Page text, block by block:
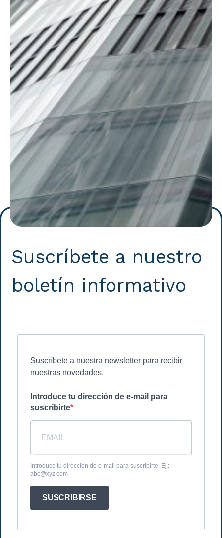
Suscríbete a nuestro
boletín informativo
Suscríbete a nuestra newsletter para recibir
nuestras novedades.
Introduce tu dirección de e-mail para
suscribirte
Introduce tu dirección de e-mail para suscribirte. Ej.:
abc@xyz.com
SUSCRIBIRSE